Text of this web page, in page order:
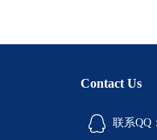
Contact Us
联系QQ